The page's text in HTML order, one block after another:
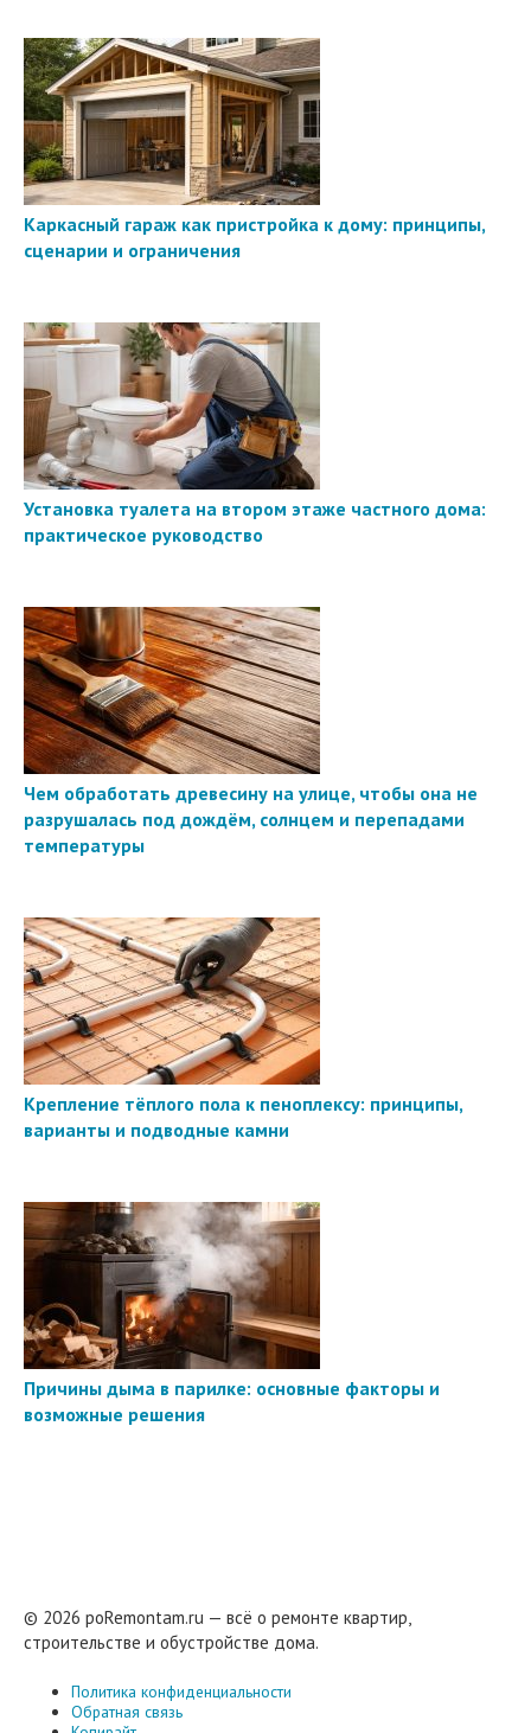
Каркасный гараж как пристройка к дому: принципы,
сценарии и ограничения
Установка туалета на втором этаже частного дома:
практическое руководство
Чем обработать древесину на улице, чтобы она не
разрушалась под дождём, солнцем и перепадами
температуры
Крепление тёплого пола к пеноплексу: принципы,
варианты и подводные камни
Причины дыма в парилке: основные факторы и
возможные решения
© 2026 poRemontam.ru — всё о ремонте квартир,
строительстве и обустройстве дома.
Политика конфиденциальности
Обратная связь